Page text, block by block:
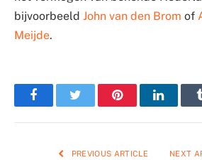
bijvoorbeeld John van den Brom of
Meijde.
FacebookTwitter Pinterest
PREVIOUS ARTICLE NEXT